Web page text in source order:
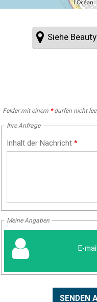
Siehe
Felder mit einem *dürfen nicht
Ihre Anfrage
Inhalt der Nachricht*
Meine Angaben
E-mail